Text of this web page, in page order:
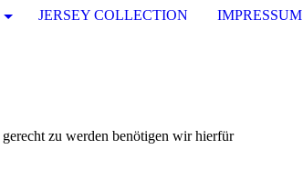
JERSEY COLLECTION IMPRESSUM
zu werden benötigen wir hierfür